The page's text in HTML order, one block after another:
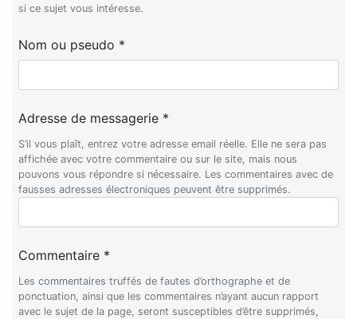
si ce sujet vous intéresse.
Nom ou pseudo *
Adresse de messagerie *
S’il vous plaît, entrez votre adresse email réelle. Elle ne sera pas
affichée avec votre commentaire ou sur le site, mais nous
pouvons vous répondre si nécessaire. Les commentaires avec de
fausses adresses électroniques peuvent être supprimés.
Commentaire *
Les commentaires truffés de fautes d’orthographe et de
ponctuation, ainsi que les commentaires n’ayant aucun rapport
avec le sujet de la page, seront susceptibles d’être supprimés,